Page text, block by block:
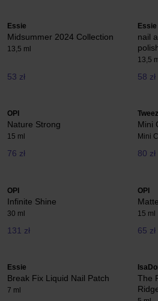
Essie
Midsummer 2024 Collection
13,5 ml
53 zł
Essie
nail
13,5
58 zł
OPI
Nature Strong
15 ml
76 zł
Mini
Mini
80 zł
OPI
Infinite Shine
30 ml
131 zł
OPI
15 ml
65 zł
Essie
Break Fix Liquid Nail Patch
7 ml
The